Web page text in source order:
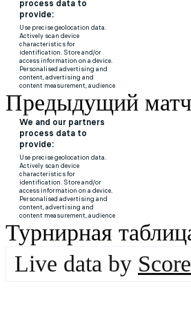
Предыдущий матч
Турнирная
Live data by